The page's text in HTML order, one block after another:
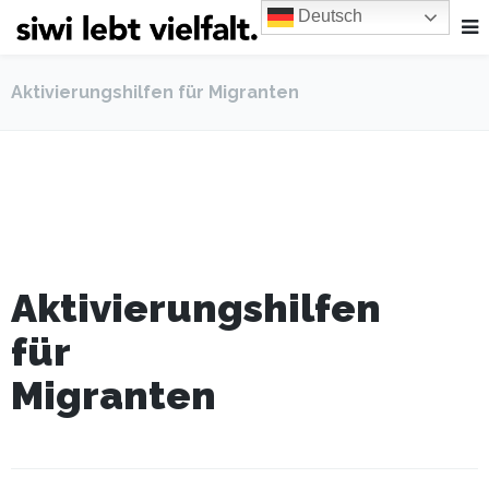
Aktivierungshilfen für Migranten
Aktivierungshilfen
für
Migranten
Deutsch